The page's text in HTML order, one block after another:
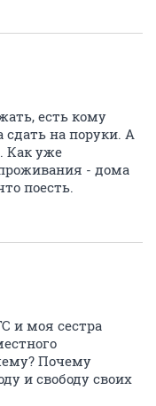
есть кому
на поруки. А
Как уже
- дома
поесть.
и моя сестра
Почему
и свободу своих